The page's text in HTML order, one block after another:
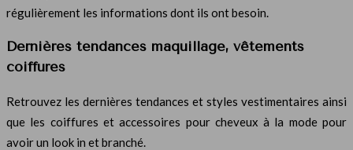
régulièrement les informations dont ils ont besoin.
Dernières tendances maquillage, vêtements
coiffures
Retrouvez les dernières tendances et styles vestimentaires ainsi
que les coiffures et accessoires pour cheveux à la mode pour
avoir un look in et branché.